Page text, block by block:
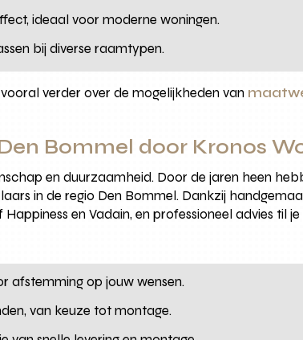
ideaal voor moderne woningen.
bij diverse raamtypen.
verder over de mogelijkheden van
Bommel door Kronos
en duurzaamheid. Door de jaren heen
in de regio Den Bommel. Dankzij
en Vadain, en professioneel advies til
afstemming op jouw wensen.
van keuze tot montage.